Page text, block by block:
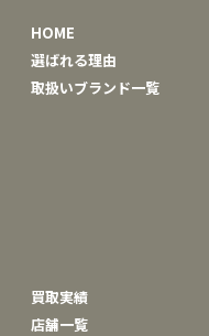
HOME
選ばれる理由
取扱いブランド一覧
買取実績
店舗一覧